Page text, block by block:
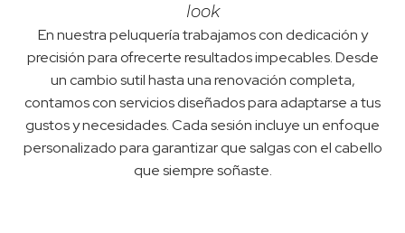
look
En nuestra peluquería trabajamos con dedicación y
precisión para ofrecerte resultados impecables. Desde
un cambio sutil hasta una renovación completa,
contamos con servicios diseñados para adaptarse a tus
gustos y necesidades. Cada sesión incluye un enfoque
personalizado para garantizar que salgas con el cabello
que siempre soñaste.